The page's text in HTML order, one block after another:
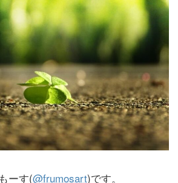
ーす(@frumosart)です。